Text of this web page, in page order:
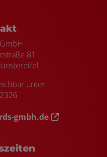
81
unter:
gmbh.de